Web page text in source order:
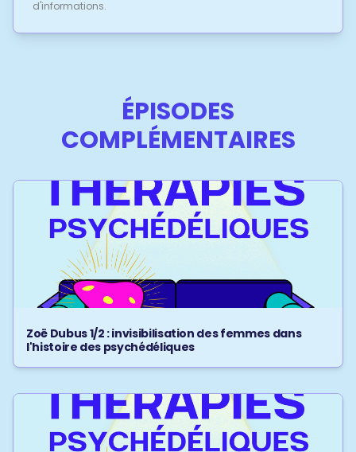
d'informations.
ÉPISODES
COMPLÉMENTAIRES
Zoë Dubus 1/2 : invisibilisation des femmes dans
l'histoire des psychédéliques